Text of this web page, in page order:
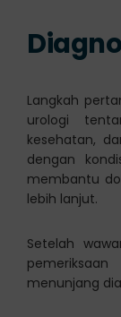
Langkah
urologi
kesehatan,
dengan
membantu
lebih lanjut.
Setelah
menunjang